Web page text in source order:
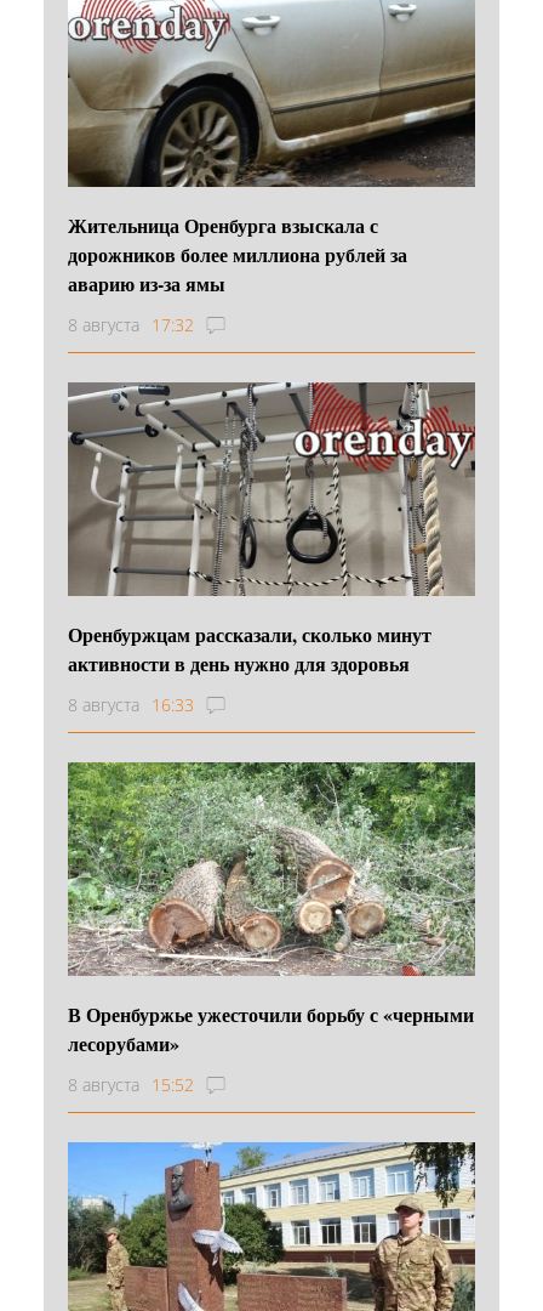
Жительница Оренбурга взыскала с
дорожников более миллиона рублей за
аварию из-за ямы
8 августа 17:32
Оренбуржцам рассказали, сколько минут
активности в день нужно для здоровья
8 августа 16:33
В Оренбуржье ужесточили борьбу с «черными
лесорубами»
8 августа 15:52